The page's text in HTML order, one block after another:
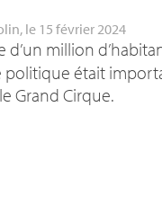
, le 15 février 2024
million
était
Grand Cirque.